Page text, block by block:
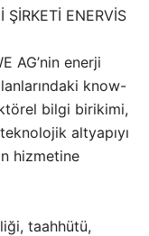
ŞİRKETİ ENERVİS
AG’nin enerji
know-
bilgi birikimi,
altyapıyı
hizmetine
taahhütü,